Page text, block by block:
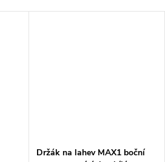
Držák na lahev MAX1 boční